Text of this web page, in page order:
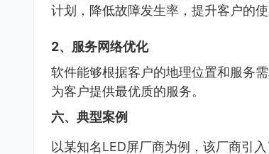
计划，降低故障发生率，提升客户的使
2、服务网络优化
软件能够根据客户的地理位置和服务
为客户提供最优质的服务。
六、典型案例
以某知名LED屏厂商为例，该厂商引